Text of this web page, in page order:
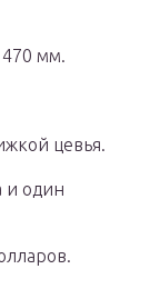
470 мм.
цевья.
и один